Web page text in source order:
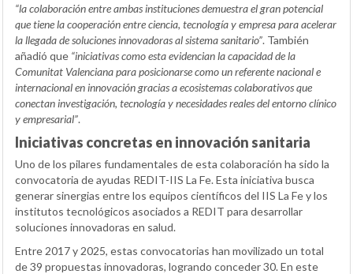
“la colaboración entre ambas instituciones demuestra el gran potencial
que tiene la cooperación entre ciencia, tecnología y empresa para acelerar
la llegada de soluciones innovadoras al sistema sanitario”. También
añadió que “iniciativas como esta evidencian la capacidad de la
Comunitat Valenciana para posicionarse como un referente nacional e
internacional en innovación gracias a ecosistemas colaborativos que
conectan investigación, tecnología y necesidades reales del entorno clínico
y empresarial”.
Iniciativas concretas en innovación sanitaria
Uno de los pilares fundamentales de esta colaboración ha sido la
convocatoria de ayudas REDIT-IIS La Fe. Esta iniciativa busca
generar sinergias entre los equipos científicos del IIS La Fe y los
institutos tecnológicos asociados a REDIT para desarrollar
soluciones innovadoras en salud.
Entre 2017 y 2025, estas convocatorias han movilizado un total
de 39 propuestas innovadoras, logrando conceder 30. En este